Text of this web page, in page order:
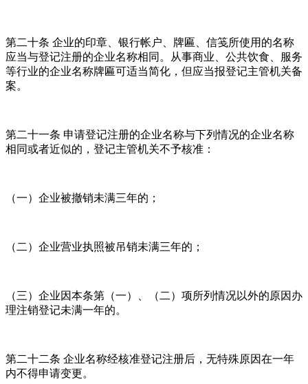
第二十条 企业的印章、银行帐户、牌匾、信笺所使用的名称
应当与登记注册的企业名称相同。从事商业、公共饮食、服务
等行业的企业名称牌匾可适当简化，但应当报登记主管机关备
案。
第二十一条 申请登记注册的企业名称与下列情况的企业名称
相同或者近似的，登记主管机关不予核准：
（一）企业被撤销未满三年的；
（二）企业营业执照被吊销未满三年的；
（三）企业因本条第（一）、（二）项所列情况以外的原因办
理注销登记未满一年的。
第二十二条 企业名称经核准登记注册后，无特殊原因在一年
内不得申请变更。